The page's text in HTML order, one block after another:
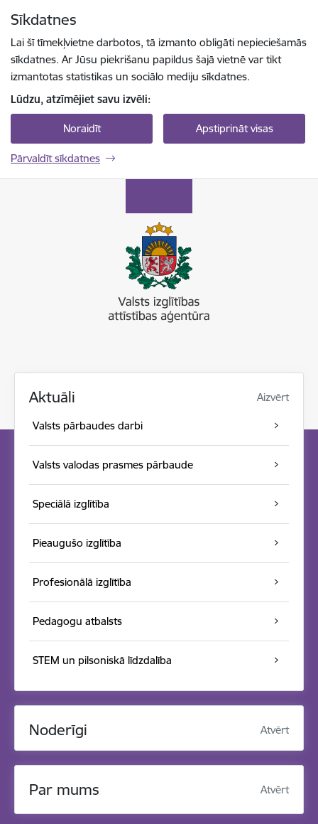
Sīkdatnes
Lai šī tīmekļvietne darbotos, tā izmanto obligāti nepieciešamās
sīkdatnes. Ar Jūsu piekrišanu papildus šajā vietnē var tikt
izmantotas statistikas un sociālo mediju sīkdatnes.
Lūdzu, atzīmējiet savu izvēli:
Noraidīt Apstiprināt visas
Pārvaldīt sīkdatnes
Aktuāli Aizvērt
Valsts pārbaudes darbi
Valsts valodas prasmes pārbaude
Speciālā izglītība
Pieaugušo izglītība
Profesionālā izglītība
Pedagogu atbalsts
STEM un pilsoniskā līdzdalība
Noderīgi Atvērt
Par mums Atvērt